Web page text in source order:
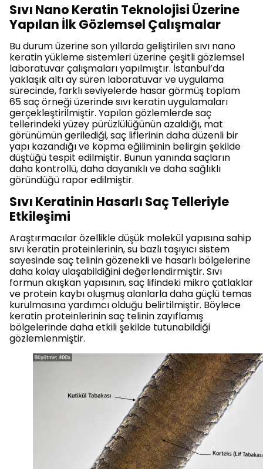
Sıvı Nano Keratin Teknolojisi Üzerine
Yapılan İlk Gözlemsel Çalışmalar
Bu durum üzerine son yıllarda geliştirilen sıvı nano
keratin yükleme sistemleri üzerine çeşitli gözlemsel
laboratuvar çalışmaları yapılmıştır. İstanbul’da
yaklaşık altı ay süren laboratuvar ve uygulama
sürecinde, farklı seviyelerde hasar görmüş toplam
65 saç örneği üzerinde sıvı keratin uygulamaları
gerçekleştirilmiştir. Yapılan gözlemlerde saç
tellerindeki yüzey pürüzlülüğünün azaldığı, mat
görünümün gerilediği, saç liflerinin daha düzenli bir
yapı kazandığı ve kopma eğiliminin belirgin şekilde
düştüğü tespit edilmiştir. Bunun yanında saçların
daha kontrollü, daha dayanıklı ve daha sağlıklı
göründüğü rapor edilmiştir.
Sıvı Keratinin Hasarlı Saç Telleriyle
Etkileşimi
Araştırmacılar özellikle düşük molekül yapısına sahip
sıvı keratin proteinlerinin, su bazlı taşıyıcı sistem
sayesinde saç telinin gözenekli ve hasarlı bölgelerine
daha kolay ulaşabildiğini değerlendirmiştir. Sıvı
formun akışkan yapısının, saç lifindeki mikro çatlaklar
ve protein kaybı oluşmuş alanlarla daha güçlü temas
kurulmasına yardımcı olduğu belirtilmiştir. Böylece
keratin proteinlerinin saç telinin zayıflamış
bölgelerinde daha etkili şekilde tutunabildiği
gözlemlenmiştir.